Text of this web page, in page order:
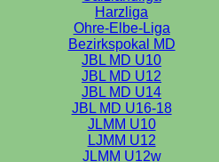
Harzliga
Ohre-Elbe-Liga
Bezirkspokal MD
JBL MD U10
JBL MD U12
JBL MD U14
JBL MD U16-18
JLMM U10
LJMM U12
JLMM U12w